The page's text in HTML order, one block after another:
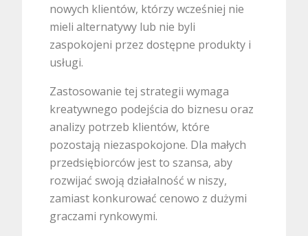
nowych klientów, którzy wcześniej nie
mieli alternatywy lub nie byli
zaspokojeni przez dostępne produkty i
usługi.
Zastosowanie tej strategii wymaga
kreatywnego podejścia do biznesu oraz
analizy potrzeb klientów, które
pozostają niezaspokojone. Dla małych
przedsiębiorców jest to szansa, aby
rozwijać swoją działalność w niszy,
zamiast konkurować cenowo z dużymi
graczami rynkowymi.